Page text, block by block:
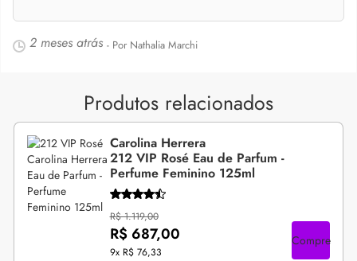
2 meses atrás - Por Nathalia Marchi
Produtos relacionados
Carolina Herrera
212 VIP Rosé Eau de Parfum -
Perfume Feminino 125ml
R$ 1.119,00
R$ 687,00
9x R$ 76,33
Compre